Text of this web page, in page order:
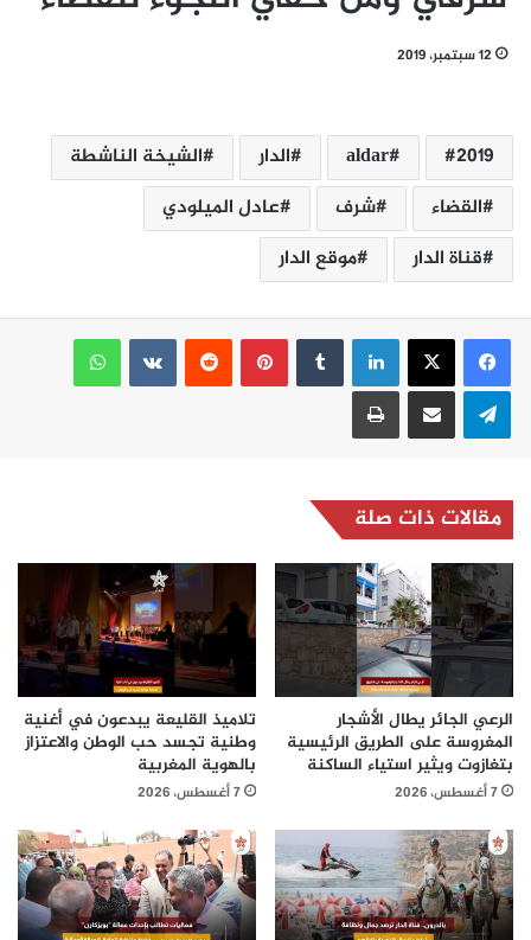
12 سبتمبر، 2019
2019
aldar الدار
الشيخة الناشطة
القضاء
شرف
عادل الميلودي
قناة الدار
موقع الدار
لينكدإن بينتيريست
واتساب
تيلقرام مشاركة عبر البريد طباعة
مقالات ذات صلة
الرعي الجائر يطال الأشجار
المغروسة على الطريق الرئيسية
بتغازوت ويثير استياء الساكنة
7 أغسطس، 2026
تلاميذ القليعة يبدعون في أغنية
وطنية تجسد حب الوطن والاعتزاز
بالهوية المغربية
7 أغسطس، 2026